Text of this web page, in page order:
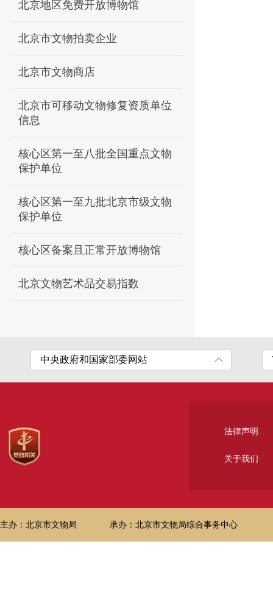
北京地区免费开放博物馆
北京市文物拍卖企业
北京市文物商店
北京市可移动文物修复资质单位
信息
核心区第一至八批全国重点文物
保护单位
核心区第一至九批北京市级文物
保护单位
核心区备案且正常开放博物馆
北京文物艺术品交易指数
法律声明
关于我们
主办：北京市文物局 承办：北京市文物局综合事务中心